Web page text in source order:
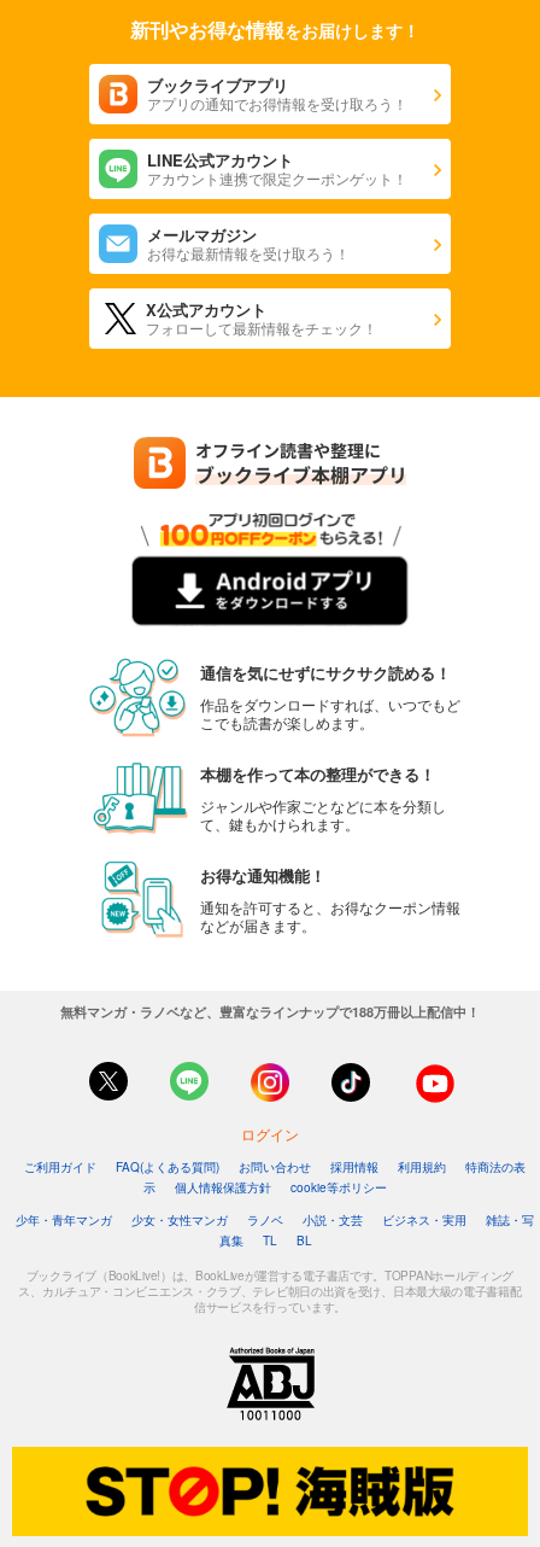
新刊やお得な情報をお届けします！
ブックライブアプリ
アプリの通知でお得情報を受け取ろう！
LINE公式アカウント
アカウント連携で限定クーポンゲット！
メールマガジン
お得な最新情報を受け取ろう！
X公式アカウント
フォローして最新情報をチェック！
通信を気にせずにサクサク読める！
作品をダウンロードすれば、いつでもど
こでも読書が楽しめます。
本棚を作って本の整理ができる！
ジャンルや作家ごとなどに本を分類し
て、鍵もかけられます。
お得な通知機能！
通知を許可すると、お得なクーポン情報
などが届きます。
無料マンガ・ラノベなど、豊富なラインナップで188万冊以上配信中！
ログイン
ご利用ガイド FAQ(よくある質問) お問い合わせ 採用情報 利用規約
特商法の表
示
個人情報保護方針
cookie等ポリシー
少年・青年マンガ
少女・女性マンガ ラノベ 小説・文芸 ビジネス・実用
雑誌・写
真集
TL BL
ブックライブ（BookLive!）は、BookLiveが運営する電子書店です。TOPPANホールディング
ス、カルチュア・コンビニエンス・クラブ、テレビ朝日の出資を受け、日本最大級の電子書籍配
信サービスを行っています。